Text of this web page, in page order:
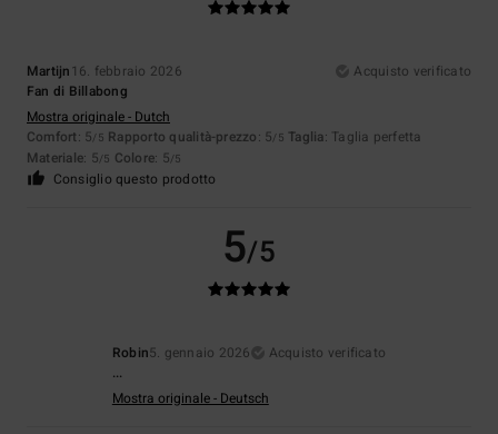
Martijn 16. febbraio 2026
Acquisto verificato
Fan di Billabong
Mostra originale - Dutch
Comfort: 5/5 Rapporto qualità-prezzo: 5/5 Taglia: Taglia perfetta
Materiale: 5/5 Colore: 5/5
Consiglio questo prodotto
5/5
Robin5. gennaio 2026
Acquisto verificato
...
Mostra originale - Deutsch